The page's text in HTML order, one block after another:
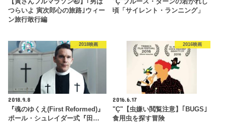
【寅さんフルマラソン㊶】｢男は
つらいよ 寅次郎心の旅路｣ウィー
ン旅行敢行編
"Ç"ブルース・ダーンの若かれし
頃「サイレント・ランニング」
2018映画
2018.9.8
『魂のゆくえ(First Reformed)』
ポール・シュレイダー式『田…
2016映画
2016.6.17
"Ç"【虫嫌い閲覧注意】｢BUGS｣
食用虫を探す冒険